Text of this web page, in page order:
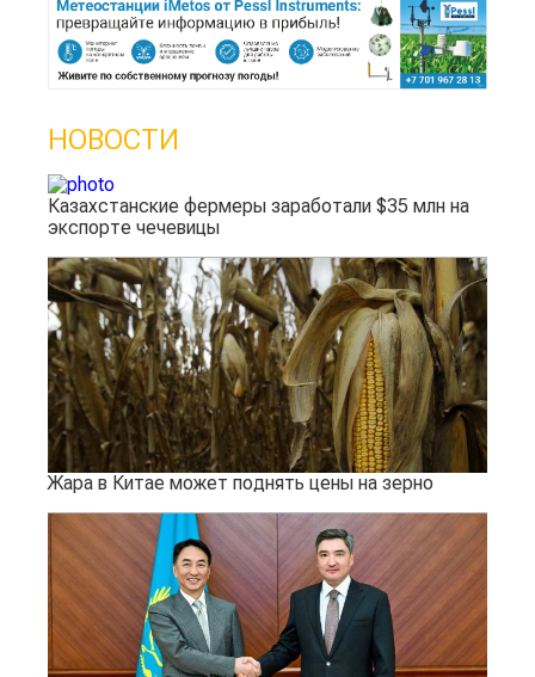
НОВОСТИ
Казахстанские фермеры заработали $35 млн на
экспорте чечевицы
Жара в Китае может поднять цены на зерно